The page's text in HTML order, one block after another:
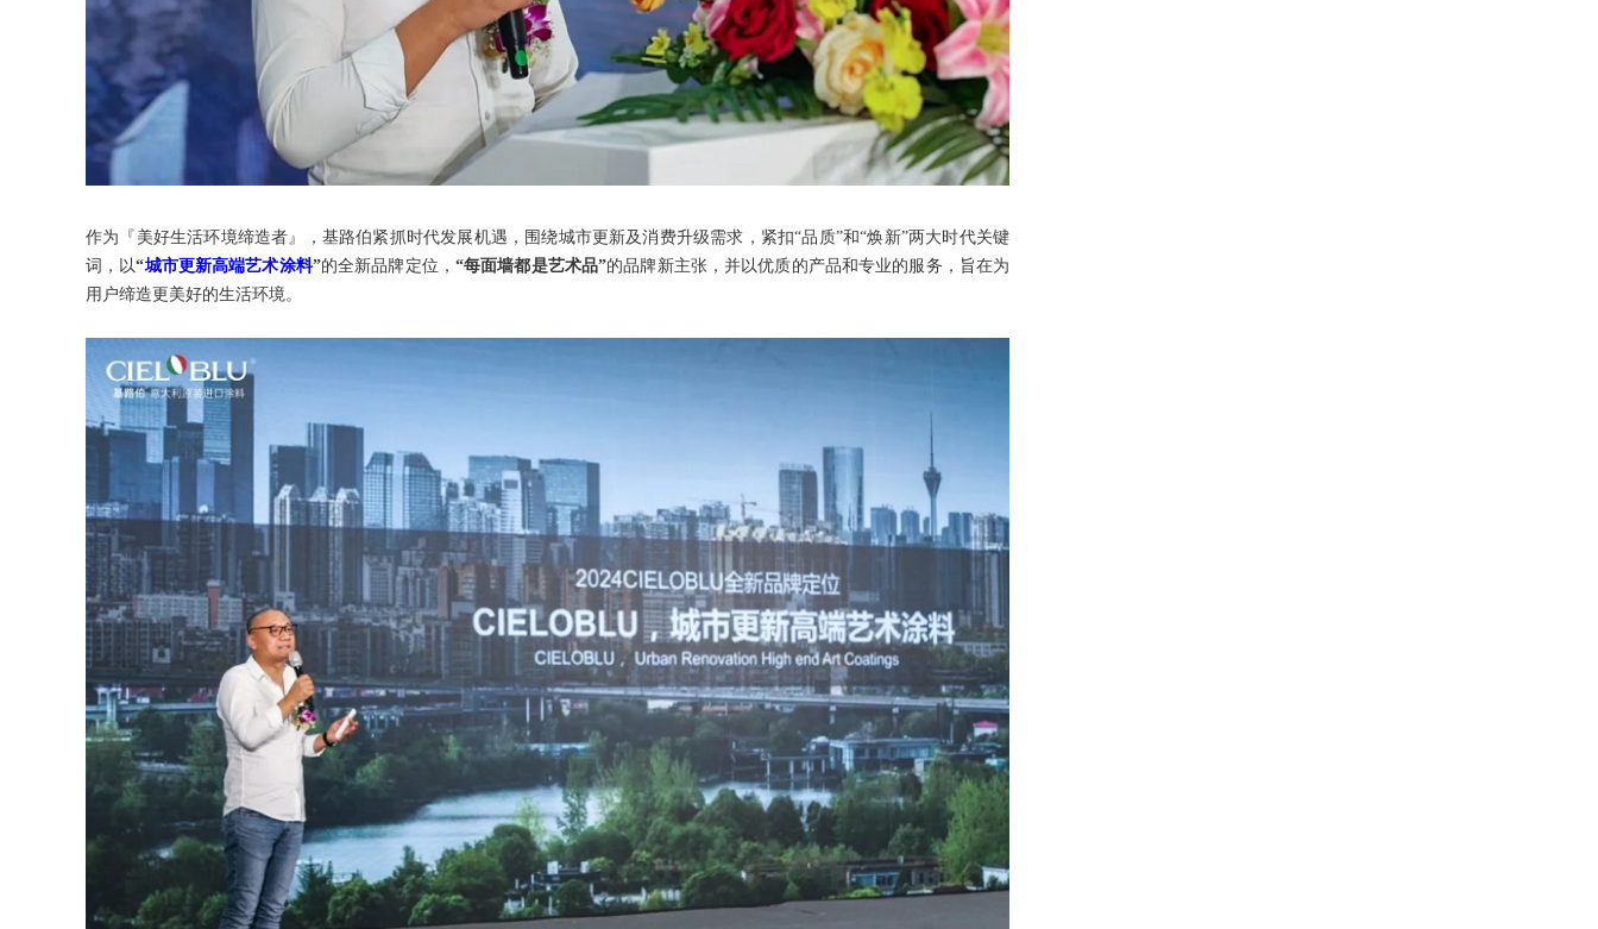
作为『美好生活环境缔造者』，基路伯紧抓时代发展机遇，围绕城市更新及消费升级需求，紧扣“品质”和“焕新”两大时代关键
词，以“城市更新高端艺术涂料”的全新品牌定位， “每面墙都是艺术品”的品牌新主张，并以优质的产品和专业的服务，旨在为
用户缔造更美好的生活环境。